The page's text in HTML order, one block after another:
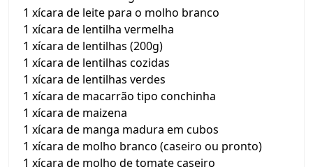
1 xícara de leite para o molho branco
1 xícara de lentilha vermelha
1 xícara de lentilhas (200g)
1 xícara de lentilhas cozidas
1 xícara de lentilhas verdes
1 xícara de macarrão tipo conchinha
1 xícara de maizena
1 xícara de manga madura em cubos
1 xícara de molho branco (caseiro ou pronto)
1 xícara de molho de tomate caseiro